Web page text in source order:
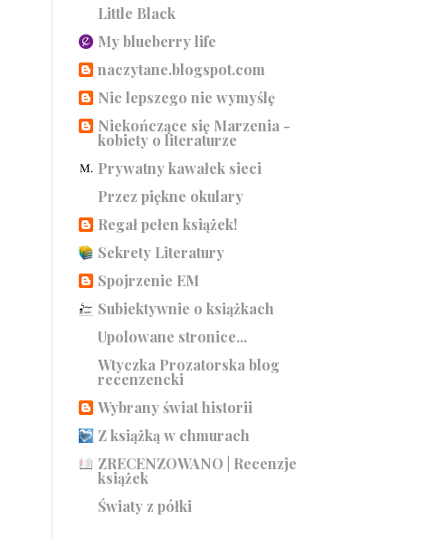
Little Black
My blueberry life
naczytane.blogspot.com
Nic lepszego nie wymyślę
Niekończące się Marzenia -
kobiety o literaturze
Prywatny kawałek sieci
Przez piękne okulary
Regał pełen książek!
Sekrety Literatury
Spojrzenie EM
Subiektywnie o książkach
Upolowane stronice...
Wtyczka Prozatorska blog
recenzencki
Wybrany świat historii
Z książką w chmurach
ZRECENZOWANO | Recenzje
książek
Światy z półki